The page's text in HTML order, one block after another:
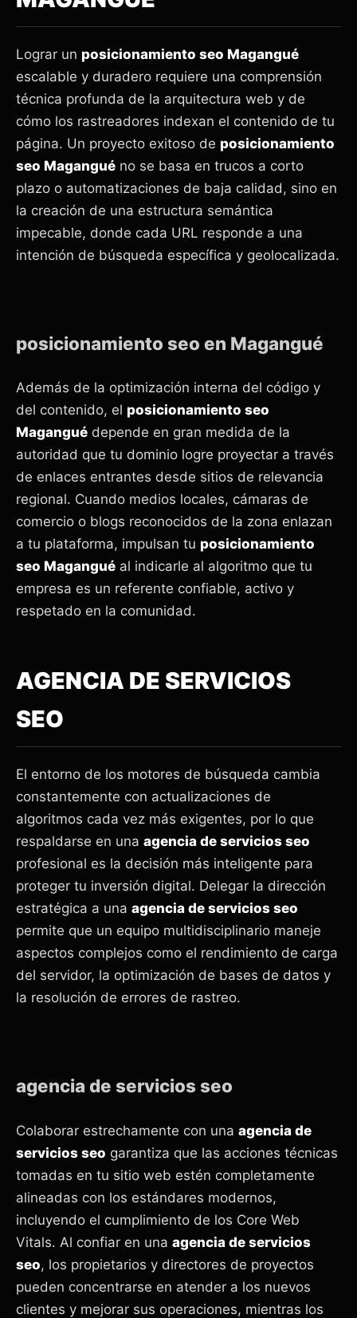
Lograr un posicionamiento seo Magangué
escalable y duradero requiere una comprensión
técnica profunda de la arquitectura web y de
cómo los rastreadores indexan el contenido de tu
página. Un proyecto exitoso de posicionamiento
seo Magangué no se basa en trucos a corto
plazo o automatizaciones de baja calidad, sino en
la creación de una estructura semántica
impecable, donde cada URL responde a una
intención de búsqueda específica y geolocalizada.
posicionamiento seo en Magangué
Además de la optimización interna del código y
del contenido, el posicionamiento seo
Magangué depende en gran medida de la
autoridad que tu dominio logre proyectar a través
de enlaces entrantes desde sitios de relevancia
regional. Cuando medios locales, cámaras de
comercio o blogs reconocidos de la zona enlazan
a tu plataforma, impulsan tu posicionamiento
seo Magangué al indicarle al algoritmo que tu
empresa es un referente confiable, activo y
respetado en la comunidad.
AGENCIA DE SERVICIOS
SEO
El entorno de los motores de búsqueda cambia
constantemente con actualizaciones de
algoritmos cada vez más exigentes, por lo que
respaldarse en una agencia de servicios seo
profesional es la decisión más inteligente para
proteger tu inversión digital. Delegar la dirección
estratégica a una agencia de servicios seo
permite que un equipo multidisciplinario maneje
aspectos complejos como el rendimiento de carga
del servidor, la optimización de bases de datos y
la resolución de errores de rastreo.
agencia de servicios seo
Colaborar estrechamente con una agencia de
servicios seo garantiza que las acciones técnicas
tomadas en tu sitio web estén completamente
alineadas con los estándares modernos,
incluyendo el cumplimiento de los Core Web
Vitals. Al confiar en una agencia de servicios
seo, los propietarios y directores de proyectos
pueden concentrarse en atender a los nuevos
clientes y mejorar sus operaciones, mientras los